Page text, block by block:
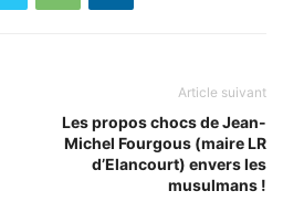
Article suivant
Les propos chocs de Jean-
Michel Fourgous (maire LR
d’Elancourt) envers les
musulmans !